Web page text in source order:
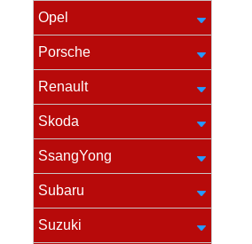
Opel
Porsche
Renault
Skoda
SsangYong
Subaru
Suzuki